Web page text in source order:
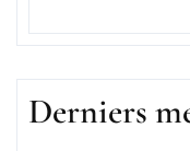
Derniers